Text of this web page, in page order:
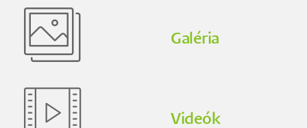
Galéria
Videók